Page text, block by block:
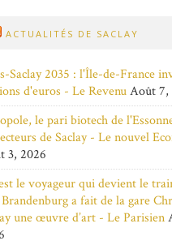
ACTUALITÉS DE SACLAY
Saclay 2035 : l'Île-de-France
d'euros - Le RevenuAoût 7,
le pari biotech de
de Saclay - Le nouvel
3, 2026
le voyageur qui devient le
a fait de la gare
une œuvre d’art - Le Parisien